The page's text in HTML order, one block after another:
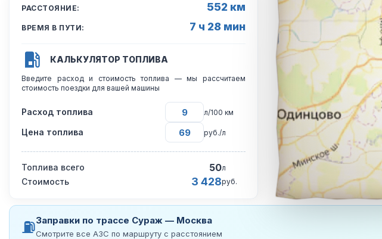
РАССТОЯНИЕ: 552 км
ВРЕМЯ В ПУТИ: 7 ч 28 мин
КАЛЬКУЛЯТОР ТОПЛИВА
Введите расход и стоимость топлива — мы рассчитаем
стоимость поездки для вашей машины
Расход топлива л/100 км
Цена топлива руб./л
Топлива всего 50л
Стоимость 3 428руб.
⛽Заправки по трассе Сураж — Москва
Смотрите все АЗС по маршруту с расстоянием